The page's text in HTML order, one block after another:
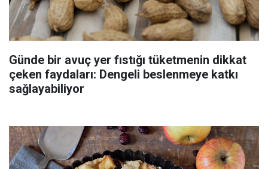
Günde bir avuç yer fıstığı tüketmenin dikkat
çeken faydaları: Dengeli beslenmeye katkı
sağlayabiliyor